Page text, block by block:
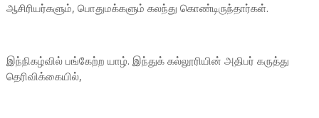
ஆசிரியர்களும், பொதுமக்களும் கலந்து கொண்டிருந்தார்கள்.
இந்நிகழ்வில் பங்கேற்ற யாழ். இந்துக் கல்லூரியின் அதிபர் கருத்து
தெரிவிக்கையில்,